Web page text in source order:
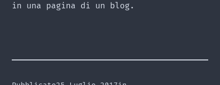
in una pagina di un blog.